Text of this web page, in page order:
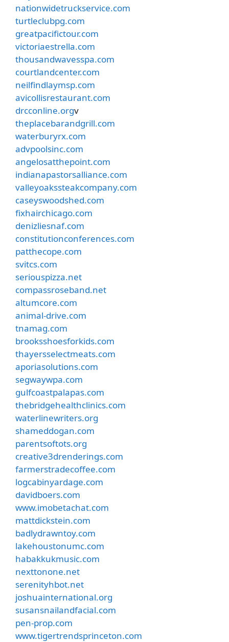
nationwidetruckservice.com
turtleclubpg.com
greatpacifictour.com
victoriaestrella.com
thousandwavesspa.com
courtlandcenter.com
neilfindlaymsp.com
avicollisrestaurant.com
drcconline.orgv
theplacebarandgrill.com
waterburyrx.com
advpoolsinc.com
angelosatthepoint.com
indianapastorsalliance.com
valleyoakssteakcompany.com
caseyswoodshed.com
fixhairchicago.com
denizliesnaf.com
constitutionconferences.com
patthecope.com
svitcs.com
seriouspizza.net
compassroseband.net
altumcore.com
animal-drive.com
tnamag.com
brooksshoesforkids.com
thayersselectmeats.com
aporiasolutions.com
segwaywpa.com
gulfcoastpalapas.com
thebridgehealthclinics.com
waterlinewriters.org
shameddogan.com
parentsoftots.org
creative3drenderings.com
farmerstradecoffee.com
logcabinyardage.com
davidboers.com
www.imobetachat.com
mattdickstein.com
badlydrawntoy.com
lakehoustonumc.com
habakkukmusic.com
nexttonone.net
serenityhbot.net
joshuainternational.org
susansnailandfacial.com
pen-prop.com
www.tigertrendsprinceton.com